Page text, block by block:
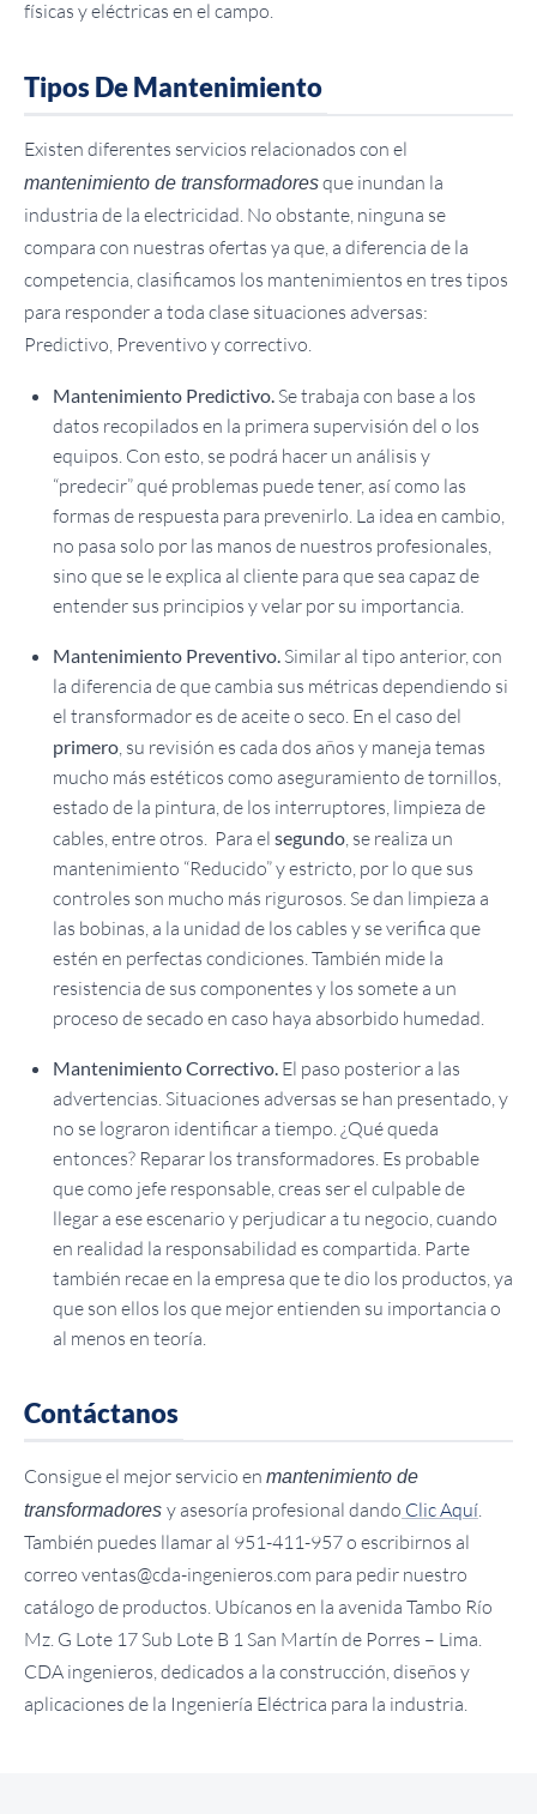
físicas y eléctricas en el campo.
Tipos De Mantenimiento
Existen diferentes servicios relacionados con el
mantenimiento de transformadoresque inundan la
industria de la electricidad. No obstante, ninguna se
compara con nuestras ofertas ya que, a diferencia de la
competencia, clasificamos los mantenimientos en tres tipos
para responder a toda clase situaciones adversas:
Predictivo, Preventivo y correctivo.
Mantenimiento Predictivo. Se trabaja con base a los
datos recopilados en la primera supervisión del o los
equipos. Con esto, se podrá hacer un análisis y
“predecir” qué problemas puede tener, así como las
formas de respuesta para prevenirlo. La idea en cambio,
no pasa solo por las manos de nuestros profesionales,
sino que se le explica al cliente para que sea capaz de
entender sus principios y velar por su importancia.
Mantenimiento Preventivo. Similar al tipo anterior, con
la diferencia de que cambia sus métricas dependiendo si
el transformador es de aceite o seco. En el caso del
primero , su revisión es cada dos años y maneja temas
mucho más estéticos como aseguramiento de tornillos,
estado de la pintura, de los interruptores, limpieza de
cables, entre otros. Para el segundo , se realiza un
mantenimiento “Reducido” y estricto, por lo que sus
controles son mucho más rigurosos. Se dan limpieza a
las bobinas, a la unidad de los cables y se verifica que
estén en perfectas condiciones. También mide la
resistencia de sus componentes y los somete a un
proceso de secado en caso haya absorbido humedad.
Mantenimiento Correctivo. El paso posterior a las
advertencias. Situaciones adversas se han presentado, y
no se lograron identificar a tiempo. ¿Qué queda
entonces? Reparar los transformadores. Es probable
que como jefe responsable, creas ser el culpable de
llegar a ese escenario y perjudicar a tu negocio, cuando
en realidad la responsabilidad es compartida. Parte
también recae en la empresa que te dio los productos, ya
que son ellos los que mejor entienden su importancia o
al menos en teoría.
Contáctanos
Consigue el mejor servicio en mantenimiento de
transformadores y asesoría profesional dando Clic Aquí
También puedes llamar al 951-411-957 o escribirnos al
correo ventas@cda-ingenieros.com para pedir nuestro
catálogo de productos. Ubícanos en la avenida Tambo Río
Mz. G Lote 17 Sub Lote B 1 San Martín de Porres – Lima.
CDA ingenieros, dedicados a la construcción, diseños y
aplicaciones de la Ingeniería Eléctrica para la industria.